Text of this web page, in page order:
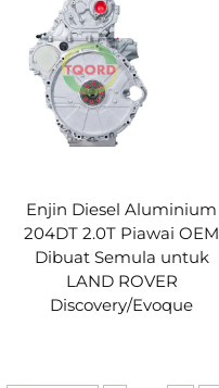
Enjin Diesel Aluminium
204DT 2.0T Piawai OEM
Dibuat Semula untuk
LAND ROVER
Discovery/Evoque